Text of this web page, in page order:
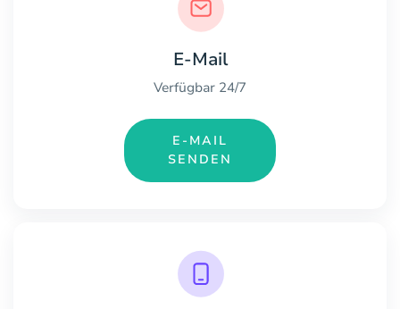
E-Mail
Verfügbar 24/7
E-MAIL
SENDEN